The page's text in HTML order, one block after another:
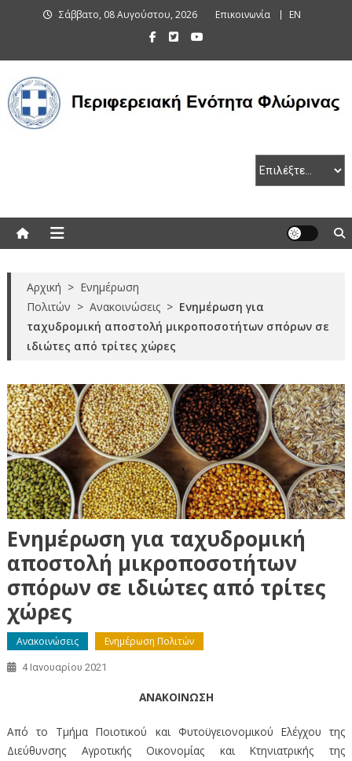
Σάββατο, 08 Αυγούστου, 2026 Επικοινωνία EN
Αρχική > Ενημέρωση
Πολιτών > Ανακοινώσεις > Ενημέρωση για
ταχυδρομική αποστολή μικροποσοτήτων σπόρων σε
ιδιώτες από τρίτες χώρες
Ενημέρωση για ταχυδρομική
αποστολή μικροποσοτήτων
σπόρων σε ιδιώτες από τρίτες
χώρες
Ανακοινώσεις Ενημέρωση Πολιτών
4 Ιανουαρίου 2021
ΑΝΑΚΟΙΝΩΣΗ
Από το Τμήμα Ποιοτικού και Φυτοϋγειονομικού Ελέγχου της
Διεύθυνσης Αγροτικής Οικονομίας και Κτηνιατρικής της